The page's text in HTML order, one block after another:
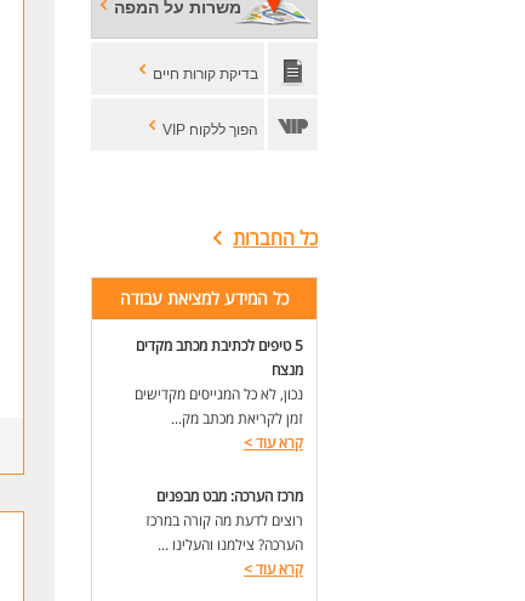
משרות על המפה
בדיקת קורות חיים
הפוך ללקוח VIP
כל החברות
כל המידע למציאת עבודה
5 טיפים לכתיבת מכתב מקדים
מנצח
נכון, לא כל המגייסים מקדישים
זמן לקריאת מכתב מק...
קרא עוד>
מרכז הערכה: מבט מבפנים
רוצים לדעת מה קורה במרכז
הערכה? צילמנו והעלינו ...
קרא עוד>